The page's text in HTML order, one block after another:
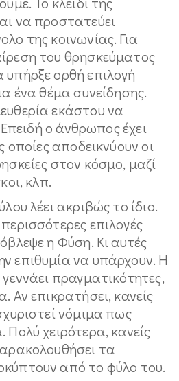
να προστατεύει
της κοινωνίας. Για
του θρησκεύματος
ορθή επιλογή
ένα θέμα συνείδησης.
εκάστου να
Επειδή ο άνθρωπος έχει
οποίες αποδεικνύουν οι
στον κόσμο, μαζί
κλπ.
λέει ακριβώς το ίδιο.
επιλογές
η Φύση. Κι αυτές
επιθυμία να υπάρχουν. Η
πραγματικότητες,
Αν επικρατήσει, κανείς
νόμιμα πως
χειρότερα, κανείς
τα
από το φύλο του.